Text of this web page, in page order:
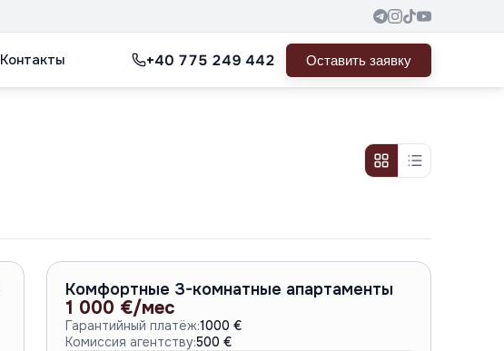
Контакты +40 775 249 442 Оставить заявку
A-6745
Комфортные 3-комнатные апартаменты
1 000 €/мес
Гарантийный платёж:1000 €
Комиссия агентству:500 €